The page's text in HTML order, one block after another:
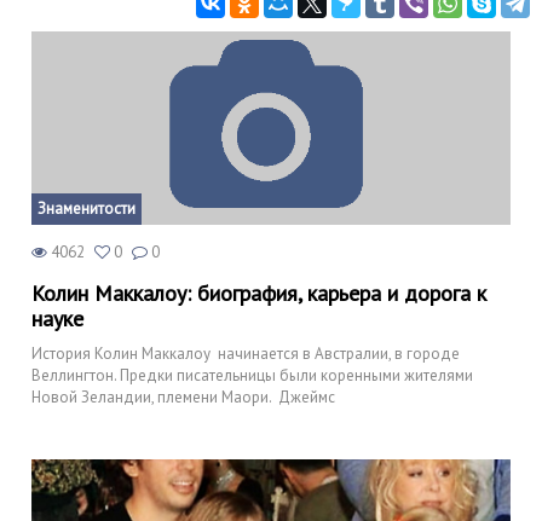
Знаменитости
4062 0 0
Колин Маккалоу: биография, карьера и дорога к
науке
История Колин Маккалоу начинается в Австралии, в городе
Веллингтон. Предки писательницы были коренными жителями
Новой Зеландии, племени Маори. Джеймс